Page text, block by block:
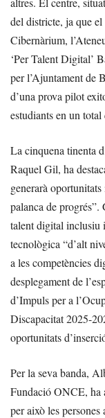
del districte, ja que
Cibernàrium,
‘Per Talent Digital’
per l’Ajuntament de
d’una prova pilot
estudiants en un
La cinquena tinenta
Raquel Gil, ha
generarà
palanca de
talent digital inclusiu
tecnològica “d’alt
a les competències
desplegament de
d’Impuls per a
Discapacitat 2025-
oportunitats
Per la seva banda,
Fundació ONCE, ha
per això les persones